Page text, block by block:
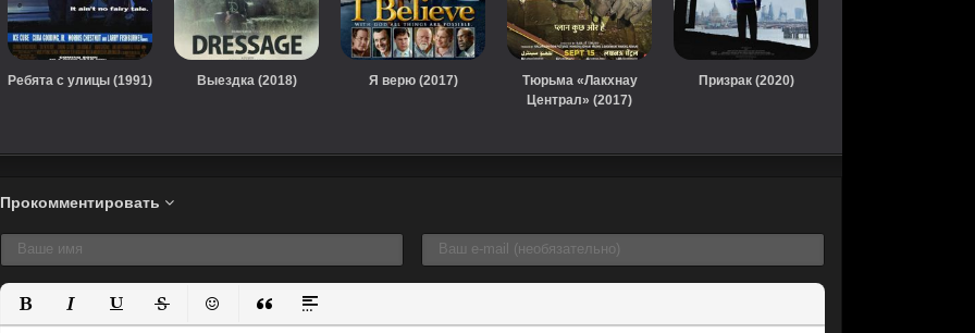
Ребята с улицы (1991) Выездка (2018) Я верю (2017)
Тюрьма «Лакхнау
Централ» (2017)
Призрак (2020)
Прокомментировать